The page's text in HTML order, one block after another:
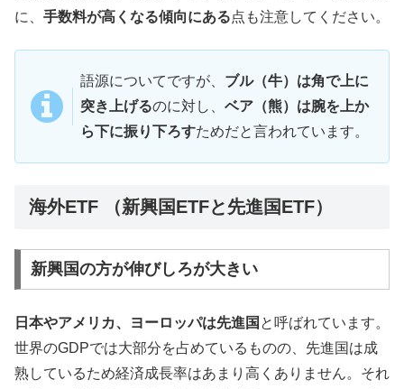
に、 手数料が高くなる傾向にある点も注意してください。
語源についてですが、 ブル（牛）は角で上に
突き上げるのに対し、 ベア（熊）は腕を上か
ら下に振り下ろすためだと言われています。
海外ETF （新興国ETFと先進国ETF）
新興国の方が伸びしろが大きい
日本やアメリカ、ヨーロッパは先進国 と呼ばれています。
世界のGDPでは大部分を占めているものの、先進国は成
熟しているため経済成長率はあまり高くありません。それ